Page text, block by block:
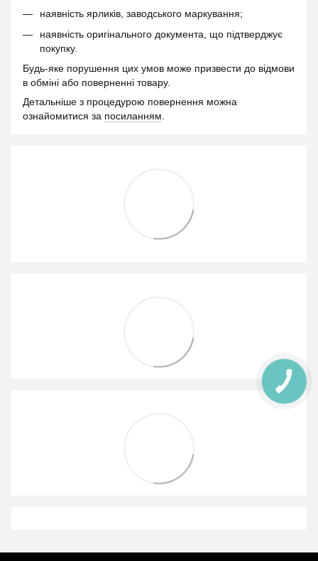
наявність ярликів, заводського маркування;
наявність оригінального документа, що підтверджує
покупку.
Будь-яке порушення цих умов може призвести до відмови
в обміні або поверненні товару.
Детальніше з процедурою повернення можна
ознайомитися за посиланням